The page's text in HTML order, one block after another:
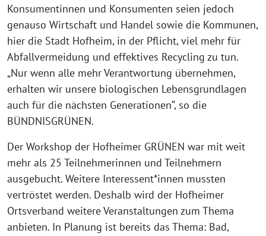
Konsumentinnen und Konsumenten seien jedoch
genauso Wirtschaft und Handel sowie die Kommunen,
hier die Stadt Hofheim, in der Pflicht, viel mehr für
Abfallvermeidung und effektives Recycling zu tun.
„Nur wenn alle mehr Verantwortung übernehmen,
erhalten wir unsere biologischen Lebensgrundlagen
auch für die nächsten Generationen“, so die
BÜNDNISGRÜNEN.
Der Workshop der Hofheimer GRÜNEN war mit weit
mehr als 25 Teilnehmerinnen und Teilnehmern
ausgebucht. Weitere Interessent*innen mussten
vertröstet werden. Deshalb wird der Hofheimer
Ortsverband weitere Veranstaltungen zum Thema
anbieten. In Planung ist bereits das Thema: Bad,